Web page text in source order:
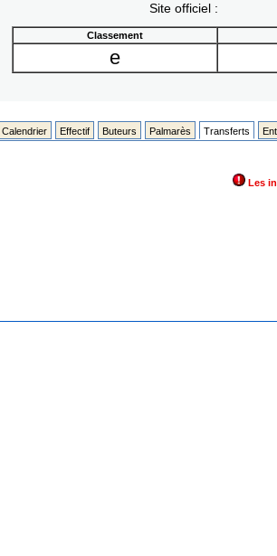
Site officiel :
Classement
e
Calendrier Effectif Buteurs Palmarès Transferts
Les